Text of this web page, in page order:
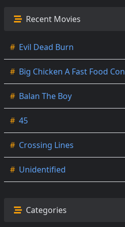
Recent Movies
# Evil Dead Burn
# Big Chicken A Fast Food
# Balan The Boy
# 45
# Crossing Lines
# Unidentified
Categories